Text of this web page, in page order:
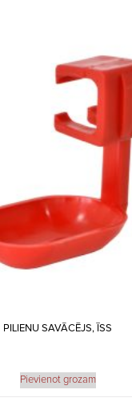
PILIENU SAVĀCĒJS, ĪSS
Pievienot grozam